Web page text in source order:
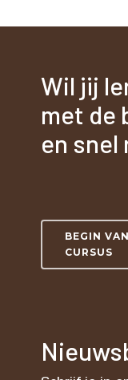
Wil jij
met de
en
BEGIN
CURSUS